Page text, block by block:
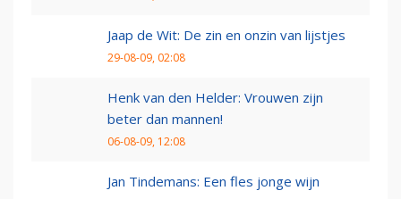
Jaap de Wit: De zin en onzin van lijstjes
29-08-09, 02:08
Henk van den Helder: Vrouwen zijn
beter dan mannen!
06-08-09, 12:08
Jan Tindemans: Een fles jonge wijn